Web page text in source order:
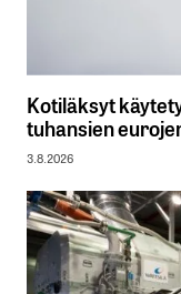
Kotiläksyt
tuhansien
3.8.2026